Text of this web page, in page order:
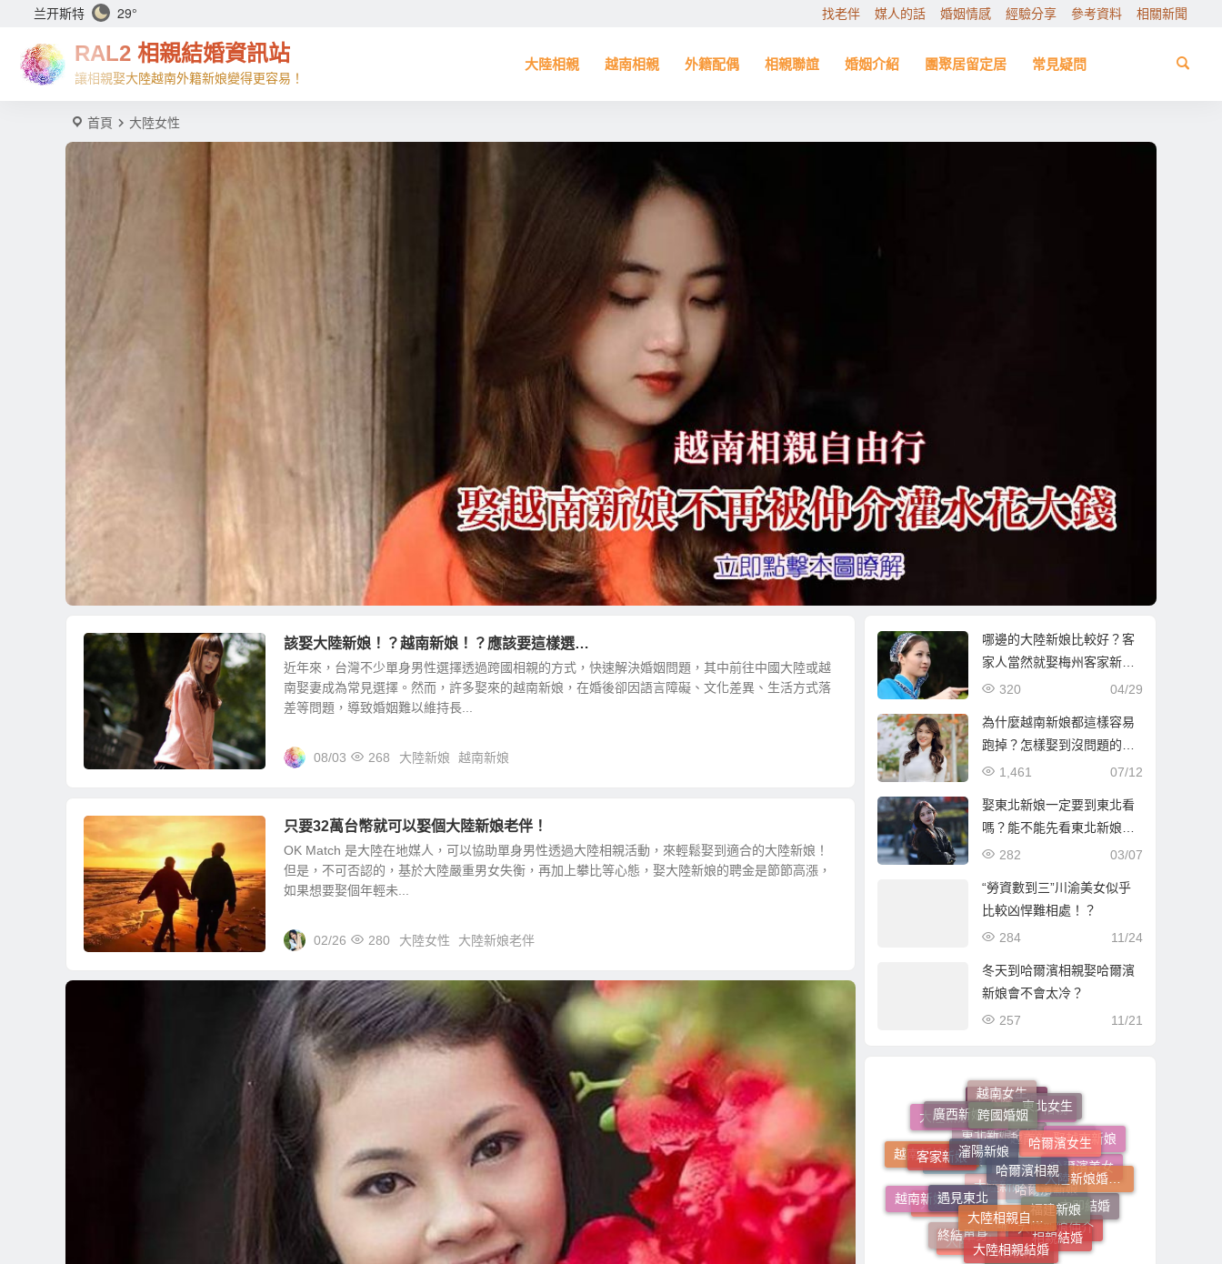
兰开斯特 29° 找老伴 媒人的話 婚姻情感 經驗分享 參考資料 相關新聞
RAL2 相親結婚資訊站
讓相親娶大陸越南外籍新娘變得更容易！
大陸相親 越南相親 外籍配偶 相親聯誼 婚姻介紹 團聚居留定居 常見疑問
首頁 大陸女性
該娶大陸新娘！？越南新娘！？應該要這樣選…
近年來，台灣不少單身男性選擇透過跨國相親的方式，快速解決婚姻問題，其中前往中國大陸或越
南娶妻成為常見選擇。然而，許多娶來的越南新娘，在婚後卻因語言障礙、文化差異、生活方式落
差等問題，導致婚姻難以維持長...
08/03 268 大陸新娘 越南新娘
只要32萬台幣就可以娶個大陸新娘老伴！
OK Match 是大陸在地媒人，可以協助單身男性透過大陸相親活動，來輕鬆娶到適合的大陸新娘！
但是，不可否認的，基於大陸嚴重男女失衡，再加上攀比等心態，娶大陸新娘的聘金是節節高漲，
如果想要娶個年輕未...
02/26 280 大陸女性 大陸新娘老伴
哪邊的大陸新娘比較好？客
家人當然就娶梅州客家新娘
最好！
04/29
320
為什麼越南新娘都這樣容易
跑掉？怎樣娶到沒問題的越
南新娘！？
07/12
1,461
娶東北新娘一定要到東北看
嗎？能不能先看東北新娘照
片資料選好再過去？
03/07
282
“勞資數到三”川渝美女似乎
比較凶悍難相處！？
11/24
284
冬天到哈爾濱相親娶哈爾濱
新娘會不會太冷？
11/21
257
跨國婚姻
瀋陽新娘
哈爾濱相親
哈爾濱女生
東北女生
越南女生
廣西新娘
客家新娘
遇見東北
大陸相親自由行
福建新娘
大陸新娘婚姻媒合介紹所
娶越南新娘
相親
娶大陸新娘
大陸新娘婚姻媒合
越南新娘跑掉
越南新娘介紹
終結單身
大陸相親結婚相親結婚
立即結婚
哈爾濱美女
越南新娘仲介
東北新娘介紹
新疆新娘
大連新娘
大陸媒人
東北新娘
大陸新娘仲介
哈爾濱新娘
大陸新娘
越南新娘